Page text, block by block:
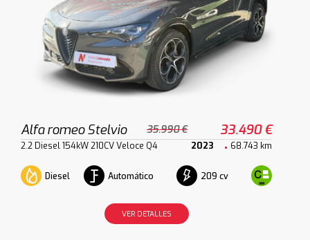
Alfa romeo Stelvio 35.990 € 33.490 €
2.2 Diesel 154kW 210CV Veloce Q4 2023 68.743 km
Diesel Automático 209 cv
VER DETALLES